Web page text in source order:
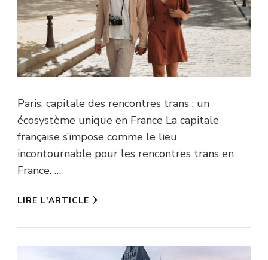
Paris, capitale des rencontres trans : un
écosystème unique en France La capitale
française s’impose comme le lieu
incontournable pour les rencontres trans en
France. …
LIRE L'ARTICLE